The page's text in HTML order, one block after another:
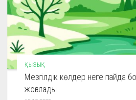
ҚЫЗЫҚ
Мезгілдік көлдер неге пайда
жоғалады